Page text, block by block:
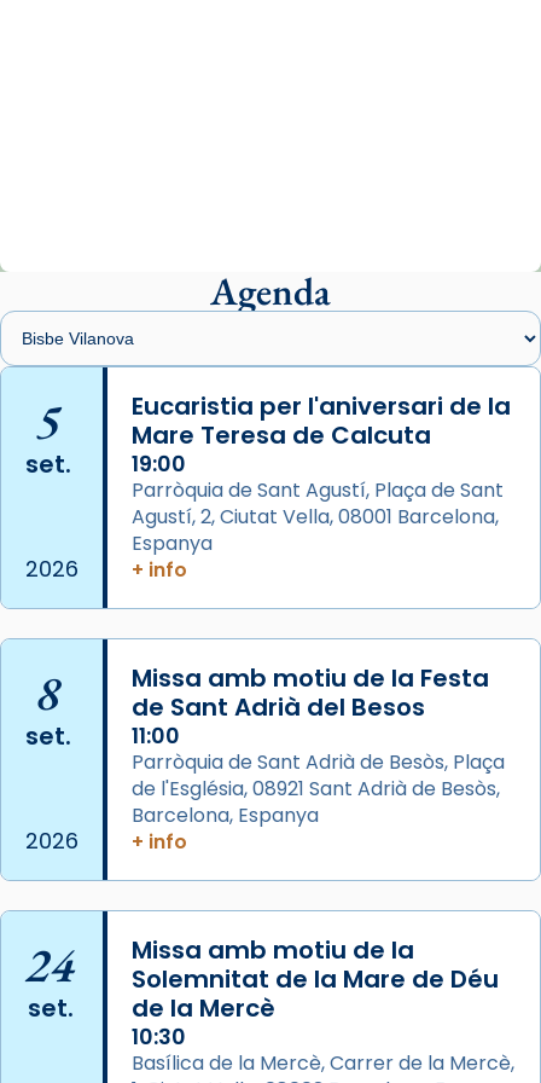
presidit aquest 27 de juliol la missa de Les
Santes de Mataró.
🔗
📸 J. Merino
Photo
View on Facebook ·
Arquebisbat de Barcelona
de Barcelona.
2 weeks ago
comitè organitzador de la visita apostòlica
del Sant Pare Lleó XIV a Barcelona, i als
col·laboradors, a la Catedral de Barcelona.
L’arquebisbe de Barcelona, el cardenal Joan
Josep Omella, ha presidit la missa i l’ha
concelebrat el bisbe auxiliar de Barcelona,
Mons. David Abadías.
📸 Dr. G. Simón
Photo
View on Facebook · Share
Arquebisbat de Barcelona
Agenda
5
set.
2026
Eucaristia per l'aniversari de la
Mare Teresa de Calcuta
19:00
Parròquia de Sant Agustí, Plaça de Sant
Agustí, 2, Ciutat Vella, 08001 Barcelona,
Espanya
+ info
8
set.
2026
Missa amb motiu de la Festa
de Sant Adrià del Besos
11:00
Parròquia de Sant Adrià de Besòs, Plaça
de l'Església, 08921 Sant Adrià de Besòs,
Barcelona, Espanya
+ info
24
set.
Missa amb motiu de la
Solemnitat de la Mare de Déu
de la Mercè
10:30
Basílica de la Mercè, Carrer de la Mercè,